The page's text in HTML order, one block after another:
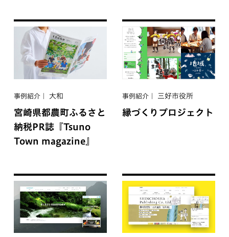
事例紹介 大和
宮崎県都農町ふるさと
納税PR誌『Tsuno
Town magazine』
事例紹介 三好市役所
縁づくりプロジェクト